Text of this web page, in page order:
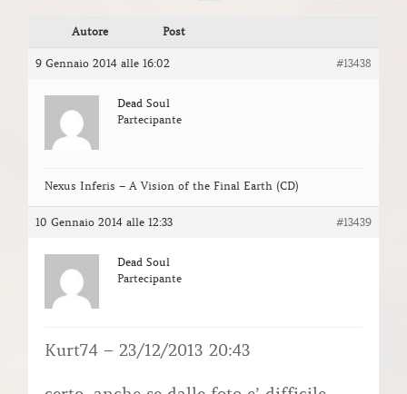
Autore Post
9 Gennaio 2014 alle 16:02 #13438
Dead Soul
Partecipante
Nexus Inferis – A Vision of the Final Earth (CD)
10 Gennaio 2014 alle 12:33 #13439
Dead Soul
Partecipante
Kurt74 – 23/12/2013 20:43